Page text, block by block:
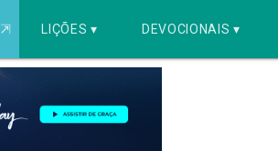
⇱ LIÇÕES ▾ DEVOCIONAIS ▾